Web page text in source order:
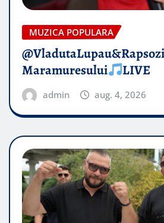
MUZICA POPULARA
Maramuresului
LIVE
admin aug. 4, 2026